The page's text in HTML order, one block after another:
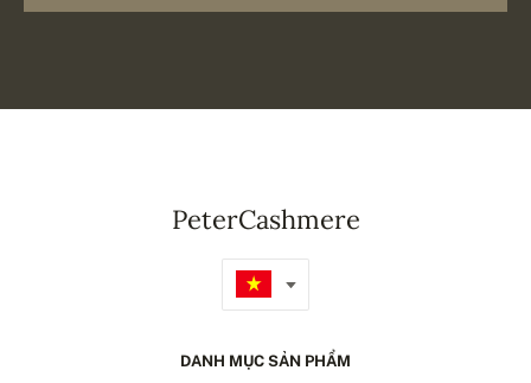
PeterCashmere
DANH MỤC SẢN PHẨM